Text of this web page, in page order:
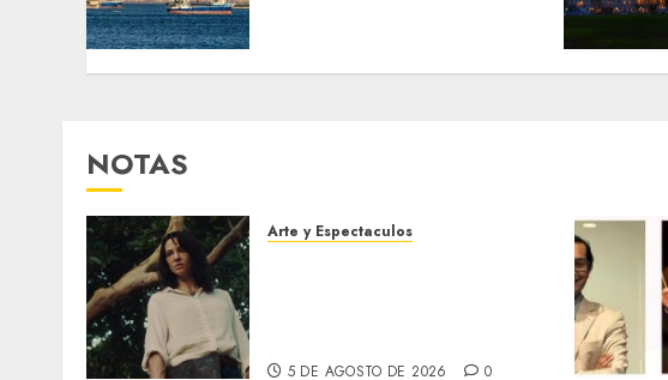
NOTAS
Arte y Espectaculos
5 DE AGOSTO DE 2026 0